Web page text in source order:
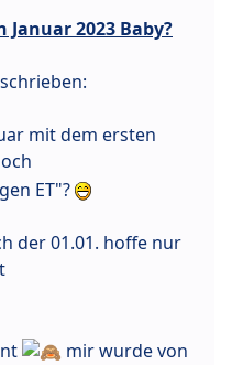
Januar 2023 Baby?
mit dem ersten
ET"?
der 01.01. hoffe nur
mir wurde von